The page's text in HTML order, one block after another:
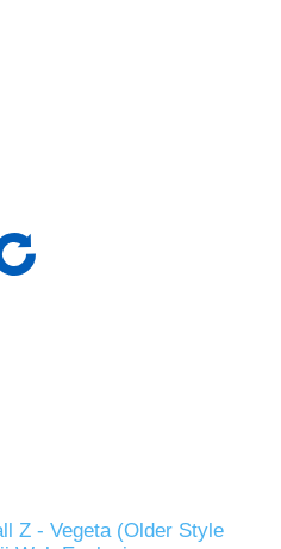
Z - Vegeta (Older Style